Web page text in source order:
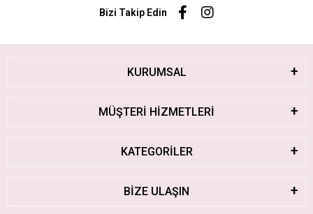
Bizi Takip Edin
KURUMSAL
MÜŞTERİ HİZMETLERİ
KATEGORİLER
BİZE ULAŞIN